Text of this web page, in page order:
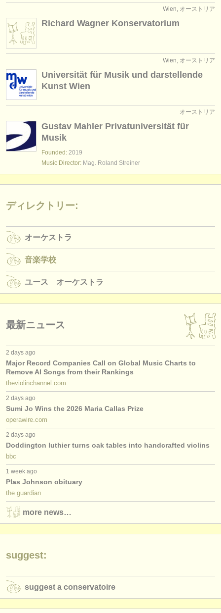
Wien, オーストリア
Richard Wagner Konservatorium
Wien, オーストリア
Universität für Musik und darstellende
Kunst Wien
オーストリア
Gustav Mahler Privatuniversität für
Musik
Founded: 2019
Music Director: Mag. Roland Streiner
ディレクトリー:
オーケストラ
音楽学校
ユース オーケストラ
最新ニュース
2 days ago
Major Record Companies Call on Global Music Charts to
Remove AI Songs from their Rankings
theviolinchannel.com
2 days ago
Sumi Jo Wins the 2026 Maria Callas Prize
operawire.com
2 days ago
Doddington luthier turns oak tables into handcrafted violins
bbc
1 week ago
Plas Johnson obituary
the guardian
more news…
suggest:
suggest a conservatoire